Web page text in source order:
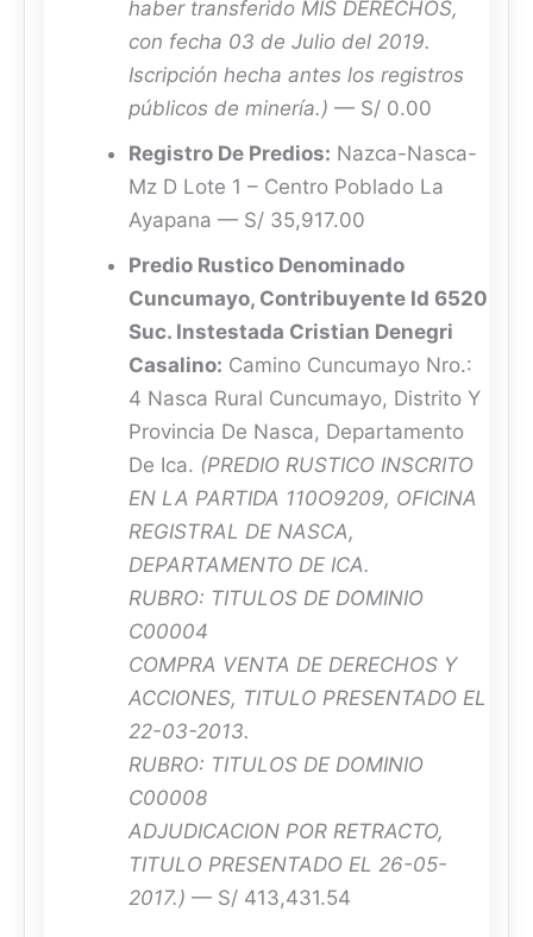
haber transferido MIS DERECHOS,
con fecha 03 de Julio del 2019.
Iscripción hecha antes los registros
públicos de minería.) — S/ 0.00
Registro De Predios: Nazca-Nasca-
Mz D Lote 1 – Centro Poblado La
Ayapana — S/ 35,917.00
Predio Rustico Denominado
Cuncumayo, Contribuyente Id 6520
Suc. Instestada Cristian Denegri
Casalino: Camino Cuncumayo Nro.:
4 Nasca Rural Cuncumayo, Distrito Y
Provincia De Nasca, Departamento
De Ica. (PREDIO RUSTICO INSCRITO
EN LA PARTIDA 110O9209, OFICINA
REGISTRAL DE NASCA,
DEPARTAMENTO DE ICA.
RUBRO: TITULOS DE DOMINIO
C00004
COMPRA VENTA DE DERECHOS Y
ACCIONES, TITULO PRESENTADO EL
22-03-2013.
RUBRO: TITULOS DE DOMINIO
C00008
ADJUDICACION POR RETRACTO,
TITULO PRESENTADO EL 26-05-
2017.) — S/ 413,431.54